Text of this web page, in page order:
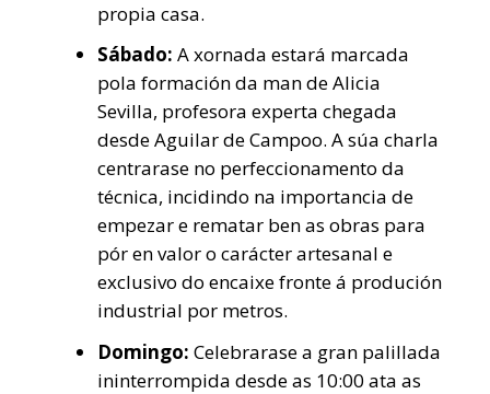
propia casa.
Sábado: A xornada estará marcada
pola formación da man de Alicia
Sevilla, profesora experta chegada
desde Aguilar de Campoo. A súa charla
centrarase no perfeccionamento da
técnica, incidindo na importancia de
empezar e rematar ben as obras para
pór en valor o carácter artesanal e
exclusivo do encaixe fronte á produción
industrial por metros.
Domingo: Celebrarase a gran palillada
ininterrompida desde as 10:00 ata as